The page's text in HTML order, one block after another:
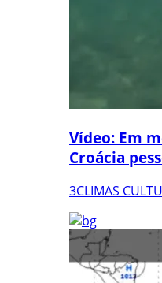
Vídeo: Em
Croácia
3CLIMAS